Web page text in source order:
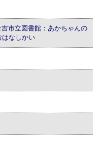
吉市立図書館：あかちゃんの
はなしかい